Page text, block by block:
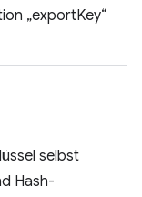
„exportKey“
selbst
Hash-